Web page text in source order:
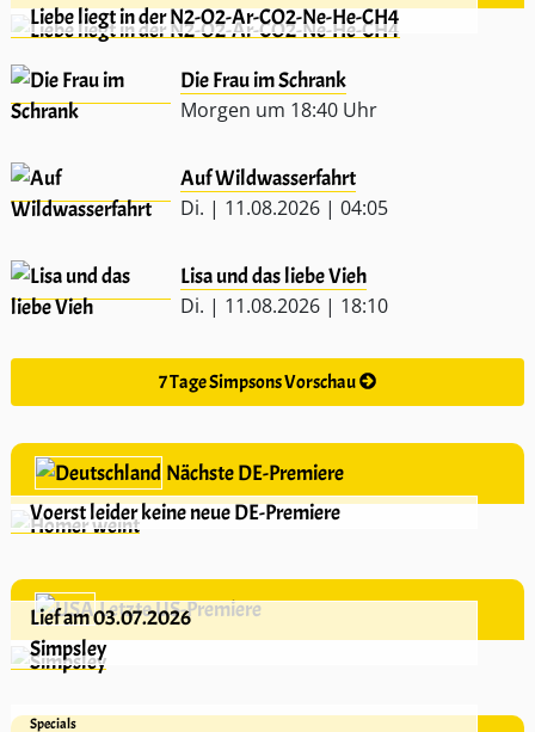
Liebe liegt in der N2-O2-Ar-CO2-Ne-He-CH4
Die Frau im Schrank
Morgen um 18:40 Uhr
Auf Wildwasserfahrt
Di. | 11.08.2026 | 04:05
Lisa und das liebe Vieh
Di. | 11.08.2026 | 18:10
7 Tage Simpsons Vorschau
Nächste DE-Premiere
Voerst leider keine neue DE-Premiere
Letzte US-Premiere
Lief am 03.07.2026
Simpsley
Specials